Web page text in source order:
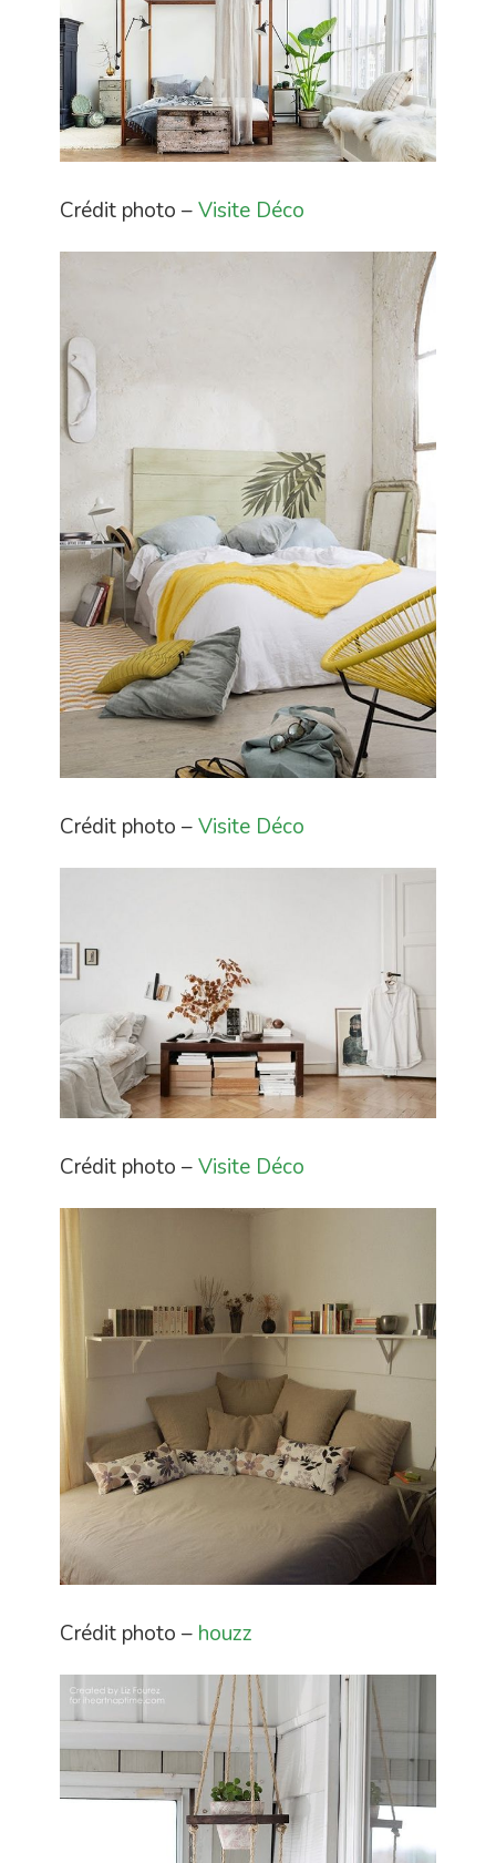
Crédit photo –Visite Déco
Crédit photo –Visite Déco
Crédit photo –Visite Déco
Crédit photo – houzz